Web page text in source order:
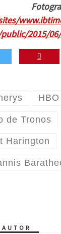
2015/
HBO
de Tronos
Harington
AUTOR